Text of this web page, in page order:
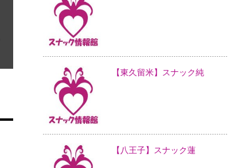
【東久留米】スナック純
【八王子】スナック蓮